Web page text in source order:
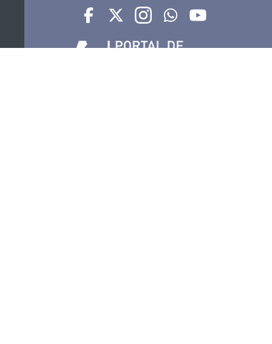
Ir a perfil de Auditorio de Tenerife en Facebook
Ir a perfil de Auditorio de Tenerife en
Ir a perfil de Auditorio de
Ir al Boletín Whatsapp